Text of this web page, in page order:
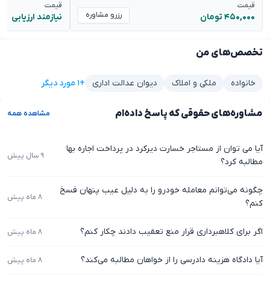
تخصص‌های من
خانواده ملکی و املاک دیوان عدالت اداری +۱ مورد دیگر
قیمت
۴۵۰,۰۰۰ تومان رزرو مشاوره
قیمت
نیازمند ارزیابی
مشاوره‌های حقوقی که پاسخ داده‌ام مشاهده همه
آیا می توان از مستاجر خسارت دیرکرد در پرداخت اجاره بها
مطالبه کرد؟
۹ سال پیش
چگونه می‌توانم معامله خودرو را به دلیل عیب پنهان فسخ
کنم؟
۸ ماه پیش
اگر برای کلاهبرداری قرار منع تعقیب دادند چکار کنم؟ ۸ ماه پیش
آیا دادگاه هزینه دادرسی را از خواهان مطالبه می‌کند؟ ۸ ماه پیش